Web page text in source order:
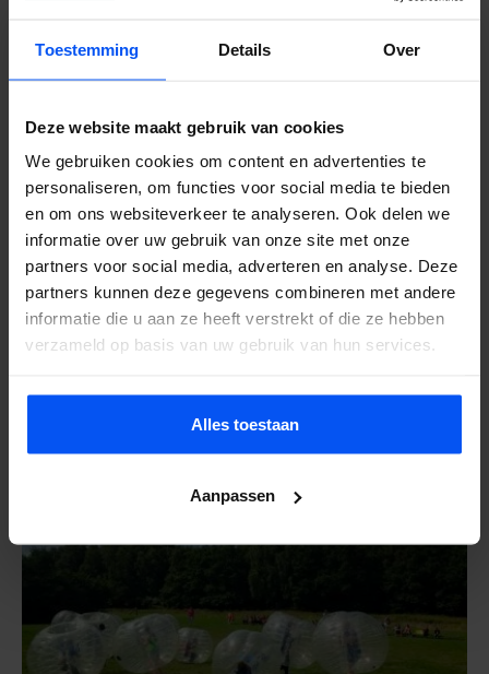
Toestemming Details Over
Deze website maakt gebruik van cookies
We gebruiken cookies om content en advertenties te
personaliseren, om functies voor social media te bieden
en om ons websiteverkeer te analyseren. Ook delen we
informatie over uw gebruik van onze site met onze
partners voor social media, adverteren en analyse. Deze
partners kunnen deze gegevens combineren met andere
informatie die u aan ze heeft verstrekt of die ze hebben
verzameld op basis van uw gebruik van hun services.
Alles toestaan
Aanpassen